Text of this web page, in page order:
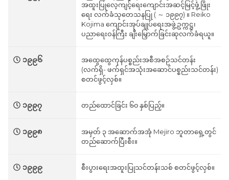
အထူးပြုလေ့ကျင့်ရေးကျောင်းအဆင့်မြင့်ဖွံ့ဖြိုး
ရေး လက်ခံသုတေသနပြု ( ～ ၁၉၉၇) ။ Reiko
Kojima ကျောင်းအုပ်ချုပ်‌ရေးအဖွဲ့ဥက္ကဋ္ဌ၊
ပညာရေးဝန်ကြီး ချီးမြှောက်ခြင်းဆုလက်ခံရယူ။
၁၉၉၆
အထွေထွေကုန်ပစ္စည်းအစီအစဉ်သင်တန်း
(လက်ရှိ- ဖက်ရှင်အသုံးအဆောင်ပစ္စည်းသင်တန်း)
စတင်ဖွင့်လှစ်။
၁၉၉၇ တည်ထောင်ခြင်း ၆၀ နှစ်ပြည့်။
၁၉၉၈
အမှတ် ၃ အဆောက်အအုံ Mejiro ဘူတာရှေ့တွင်
တည်ဆောက်ပြီးစီး။
၁၉၉၉ စီးပွားရေးအထူးပြုသင်တန်းသစ် စတင်ဖွင့်လှစ်။